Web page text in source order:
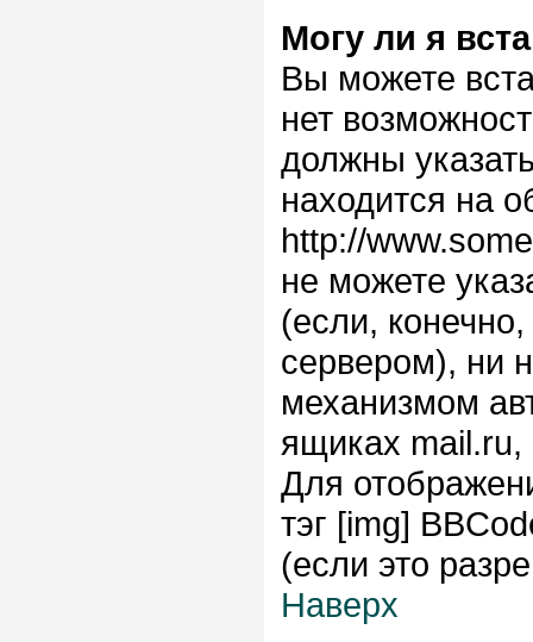
Могу ли я
Вы можете
нет
должны
находится на
http://
не можете
(если,
сервером), ни
механизмом
ящиках
Для
тэг [img]
(если это
Наверх